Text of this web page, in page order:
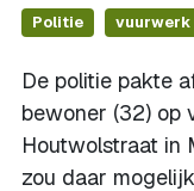
Politie vuurwerk
De politie pakte
bewoner (32) op
Houtwolstraat in
zou daar